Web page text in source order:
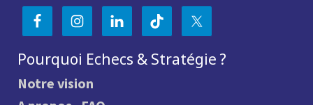
Pourquoi Echecs & Stratégie ?
Notre vision